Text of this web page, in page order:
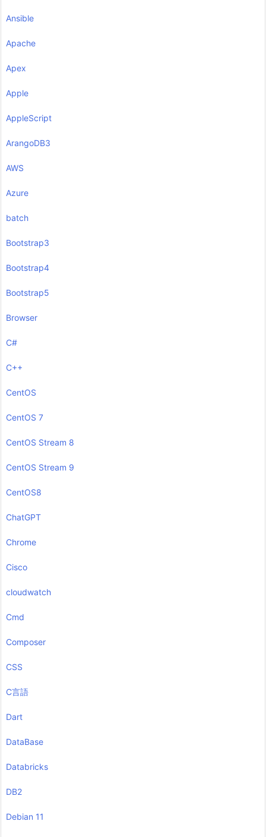
Ansible
Apache
Apex
Apple
AppleScript
ArangoDB3
AWS
Azure
batch
Bootstrap3
Bootstrap4
Bootstrap5
Browser
C#
C++
CentOS
CentOS 7
CentOS Stream 8
CentOS Stream 9
CentOS8
ChatGPT
Chrome
Cisco
cloudwatch
Cmd
Composer
CSS
C言語
Dart
DataBase
Databricks
DB2
Debian 11